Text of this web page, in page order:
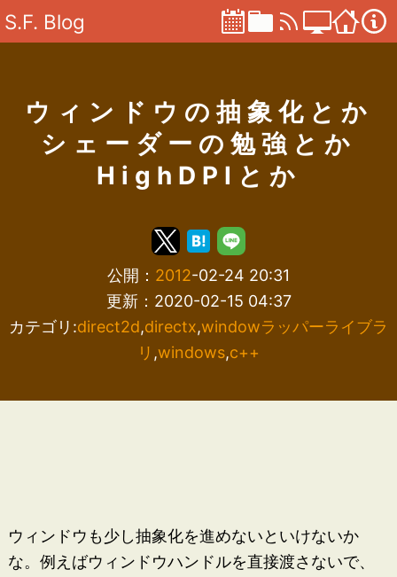
S.F. Blog
ウィンドウの抽象化とか
シェーダーの勉強とか
HighDPIとか
公開： 2012-02-24 20:31
更新：2020-02-15 04:37
カテゴリ:direct2d,directx,windowラッパーライブラ
リ ,windows,c++
ウィンドウも少し抽象化を進めないといけないか
な。例えばウィンドウハンドルを直接渡さないで、